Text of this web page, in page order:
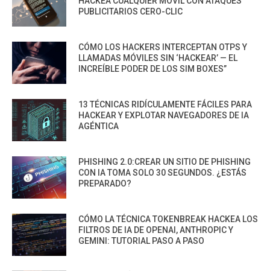
PUBLICITARIOS CERO-CLIC
CÓMO LOS HACKERS INTERCEPTAN OTPS Y
LLAMADAS MÓVILES SIN ‘HACKEAR’ — EL
INCREÍBLE PODER DE LOS SIM BOXES”
13 TÉCNICAS RIDÍCULAMENTE FÁCILES PARA
HACKEAR Y EXPLOTAR NAVEGADORES DE IA
AGÉNTICA
PHISHING 2.0:CREAR UN SITIO DE PHISHING
CON IA TOMA SOLO 30 SEGUNDOS. ¿ESTÁS
PREPARADO?
CÓMO LA TÉCNICA TOKENBREAK HACKEA LOS
FILTROS DE IA DE OPENAI, ANTHROPIC Y
GEMINI: TUTORIAL PASO A PASO